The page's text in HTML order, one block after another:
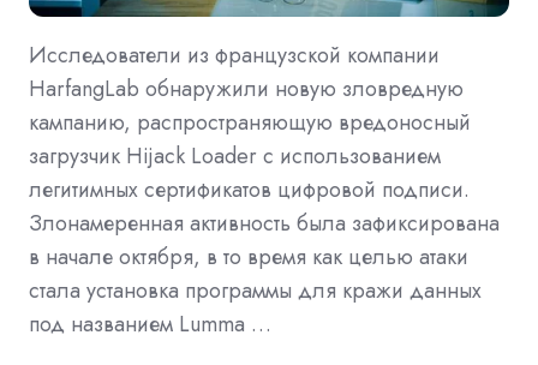
Исследователи из французской компании
HarfangLab обнаружили новую зловредную
кампанию, распространяющую вредоносный
загрузчик Hijack Loader с использованием
легитимных сертификатов цифровой подписи.
Злонамеренная активность была зафиксирована
в начале октября, в то время как целью атаки
стала установка программы для кражи данных
под названием Lumma …